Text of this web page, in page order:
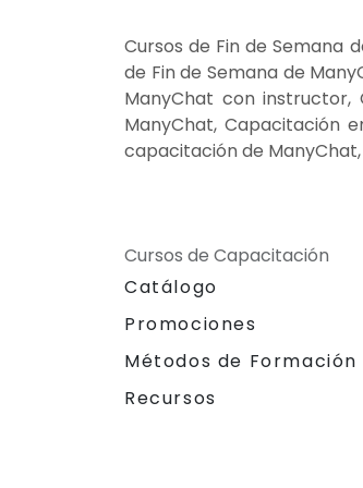
Cursos de Fin de Semana
de Fin de Semana de
ManyChat con instructor,
ManyChat, Capacitación
capacitación de
Cursos de Capacitación
Catálogo
Promociones
Métodos de Formación
Recursos